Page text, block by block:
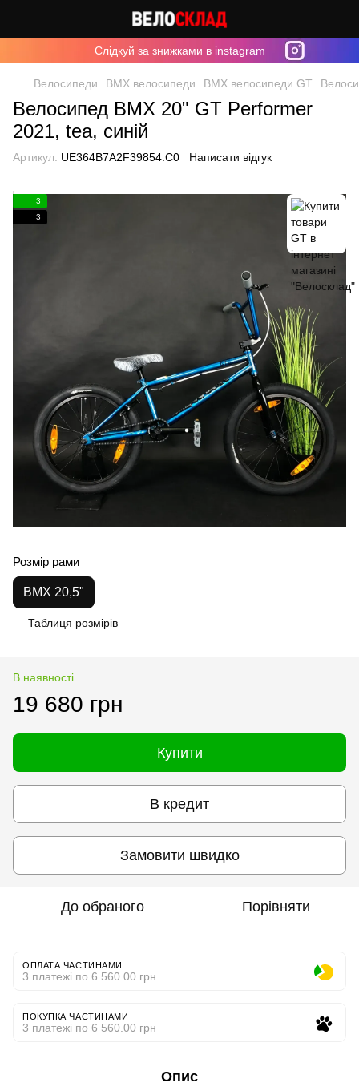
Cлідкуй за знижками в instagram
Велосипеди BMX велосипеди BMX велосипеди GT
Велосипед BMX 20" GT Performer
2021, tea, синій
Артикул: UE364B7A2F39854.C0 Написати відгук
3
3
Розмір рами
BMX 20,5"
Таблиця розмірів
В наявності
19 680 грн
Купити
В кредит
Замовити швидко
До обраного Порівняти
ОПЛАТА ЧАСТИНАМИ
3 платежі по 6 560.00 грн
ПОКУПКА ЧАСТИНАМИ
3 платежі по 6 560.00 грн
Опис